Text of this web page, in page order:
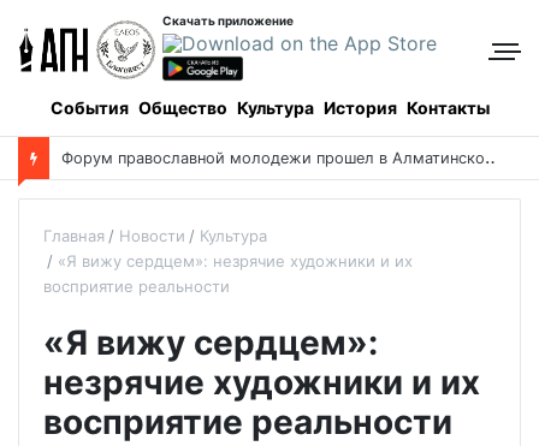
Скачать приложение
События Общество Культура История Контакты
Церковь почтила память павших в Первой мировой войне
Главная Новости
Культура
«Я вижу сердцем»: незрячие художники и их
восприятие реальности
«Я вижу сердцем»:
незрячие художники и их
восприятие реальности